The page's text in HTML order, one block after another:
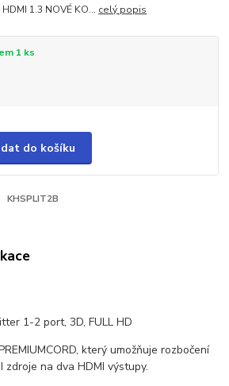
1.3 NOVÉ KO... celý popis
1 ks
do košíku
KHSPLIT2B
1-2 port, 3D, FULL HD
který umožňuje rozbočení
zdroje na dva HDMI výstupy.